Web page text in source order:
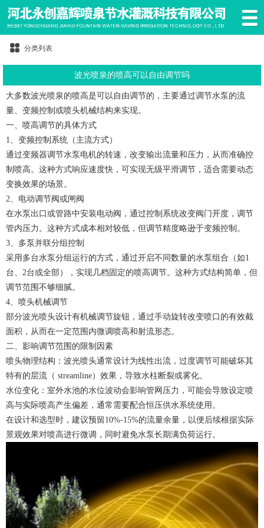
分类列表
波光喷泉的喷高可以自由调节吗
大多数波光喷泉的喷高是可以自由调节的，主要通过调节水泵的流
量、变频控制或喷头机械结构来实现。
一、喷高调节的具体方式
1、变频控制系统（主流方式）
通过变频器调节水泵电机的转速，改变输出流量和压力，从而准确控
制喷高。这种方式响应速度快，可实现无级平滑调节，适合需要动态
变换效果的场景。
2、电动调节阀或闸阀
在水泵出口或管路中安装电动阀，通过控制系统改变阀门开度，调节
管内压力。这种方式成本相对较低，但调节精度略逊于变频控制。
3、多泵并联分组控制
采用多台水泵分组运行的方式，通过开启不同数量的水泵组合（如1
台、2台或全部），实现几档固定的喷高调节。这种方式结构简单，但
调节范围不够细腻。
4、喷头机械调节
部分波光喷头设计有机械调节旋钮，通过手动旋转改变喷口的有效截
面积，从而在一定范围内微调喷高和射流形态。
二、影响调节范围的限制因素
喷头物理结构：波光喷头通常设计为线性出流，过度调节可能破坏其
特有的层流（ streamline）效果，导致水柱断裂或雾化。
水位变化：室外水池的水位波动会影响管网压力，可能会导致设定喷
高与实际喷高产生偏差，通常需要配合恒压供水系统使用。
在设计和选型时，建议预留10%-15%的流量余量，以便后续根据实际
景观效果对喷高进行微调，同时避免水泵长期满负荷运行。